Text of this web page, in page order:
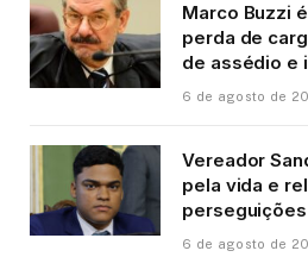
Marco Buzzi
perda de
de assédio e
6 de agosto de
Vereador
pela vida e
perseguições
6 de agosto de